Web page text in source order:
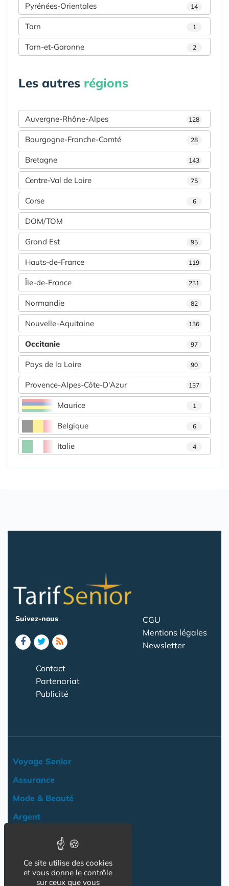
Pyrénées-Orientales 14
Tarn 1
Tarn-et-Garonne 2
Les autres régions
Auvergne-Rhône-Alpes 128
Bourgogne-Franche-Comté 28
Bretagne 143
Centre-Val de Loire 75
Corse 6
DOM/TOM
Grand Est 95
Hauts-de-France 119
Île-de-France 231
Normandie 82
Nouvelle-Aquitaine 136
Occitanie 97
Pays de la Loire 90
Provence-Alpes-Côte-D'Azur 137
Maurice 1
Belgique 6
Italie 4
Suivez-nous
CGU
Mentions légales
Newsletter
Contact
Partenariat
Publicité
Voyage Senior
Assurance
Mode & Beauté
Argent
Loisir & Culture
NOS AUTRES SITES :
Ce site utilise des cookies
et vous donne le contrôle
sur ceux que vous